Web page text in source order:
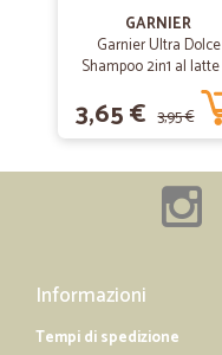
GARNIER
Garnier Ultra Dolce
Shampoo 2in1 al
Vaniglia e polpa di
per capelli lunghi, 300
3,65 € 3,95 €
Informazioni
Tempi di spedizione